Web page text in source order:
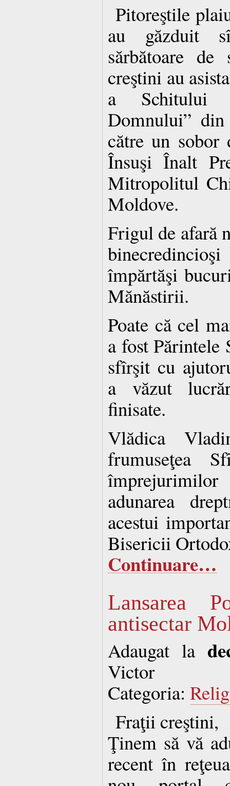
Pitoreştile
au găzduit
sărbătoare
creştini au
a Schitului
Domnului”
către un
Însuşi Înalt
Mitropolitul
Moldove.
Frigul de afară
împărtăşi
Mănăstirii.
Poate că cel
a fost Părintele
sfîrşit cu
a văzut
finisate.
Vlădica
frumuseţea
adunarea
acestui
Bisericii
Continuare…
Lansarea
antisectar
Adaugat la
Victor
Categoria:
Fraţii creştini,
Ţinem să vă
recent în